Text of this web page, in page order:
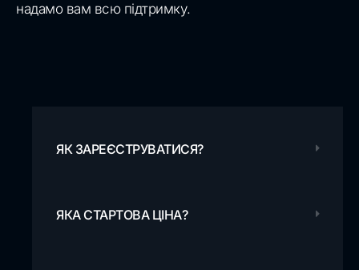
надамо вам всю підтримку.
ЯК ЗАРЕЄСТРУВАТИСЯ?
ЯКА СТАРТОВА ЦІНА?